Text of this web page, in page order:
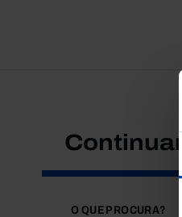
O QUE PROCURA?